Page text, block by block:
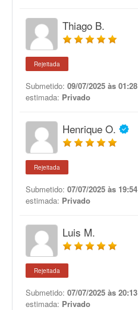
Thiago B.
Rejeitada
Submetido: 09/07/2025 às 01:28
estimada: Privado
Henrique O.
Rejeitada
Submetido: 07/07/2025 às 19:54
estimada: Privado
Luis M.
Rejeitada
Submetido: 07/07/2025 às 20:13
estimada: Privado